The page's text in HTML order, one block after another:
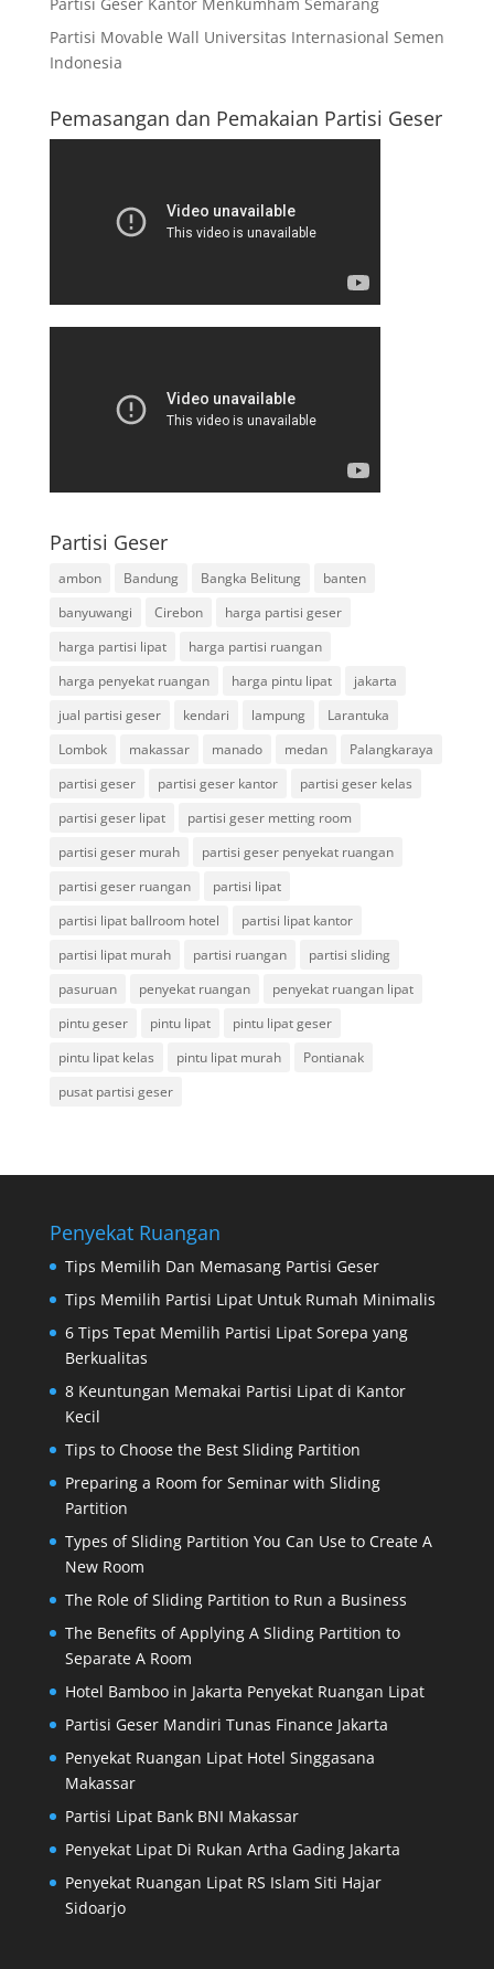
Partisi Movable Wall Universitas Internasional Semen
Indonesia
Pemasangan dan Pemakaian Partisi Geser
Partisi Geser
ambon Bandung Bangka Belitung
banten
banyuwangi
Cirebon
harga partisi geser
harga partisi lipat
harga partisi ruangan
harga penyekat ruangan
harga pintu lipat
jakarta
jual partisi geser
kendari lampung
Larantuka
Lombok
makassar manado medan
Palangkaraya
partisi geser
partisi geser kantor
partisi geser kelas
partisi geser lipat
partisi geser metting room
partisi geser murah
partisi geser penyekat ruangan
partisi geser ruangan
partisi lipat
partisi lipat ballroom hotel
partisi lipat kantor
partisi lipat murah
partisi ruangan
partisi sliding
pasuruan
penyekat ruangan
penyekat ruangan lipat
pintu geser
pintu lipat
pintu lipat geser
pintu lipat kelas
pintu lipat murah
Pontianak
pusat partisi geser
Penyekat Ruangan
Tips Memilih Dan Memasang Partisi Geser
Tips Memilih Partisi Lipat Untuk Rumah Minimalis
6 Tips Tepat Memilih Partisi Lipat Sorepa yang
Berkualitas
8 Keuntungan Memakai Partisi Lipat di Kantor
Kecil
Tips to Choose the Best Sliding Partition
Preparing a Room for Seminar with Sliding
Partition
Types of Sliding Partition You Can Use to Create A
New Room
The Role of Sliding Partition to Run a Business
The Benefits of Applying A Sliding Partition to
Separate A Room
Hotel Bamboo in Jakarta Penyekat Ruangan Lipat
Partisi Geser Mandiri Tunas Finance Jakarta
Penyekat Ruangan Lipat Hotel Singgasana
Makassar
Partisi Lipat Bank BNI Makassar
Penyekat Lipat Di Rukan Artha Gading Jakarta
Penyekat Ruangan Lipat RS Islam Siti Hajar
Sidoarjo